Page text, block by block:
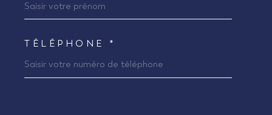
TÉLÉPHONE *